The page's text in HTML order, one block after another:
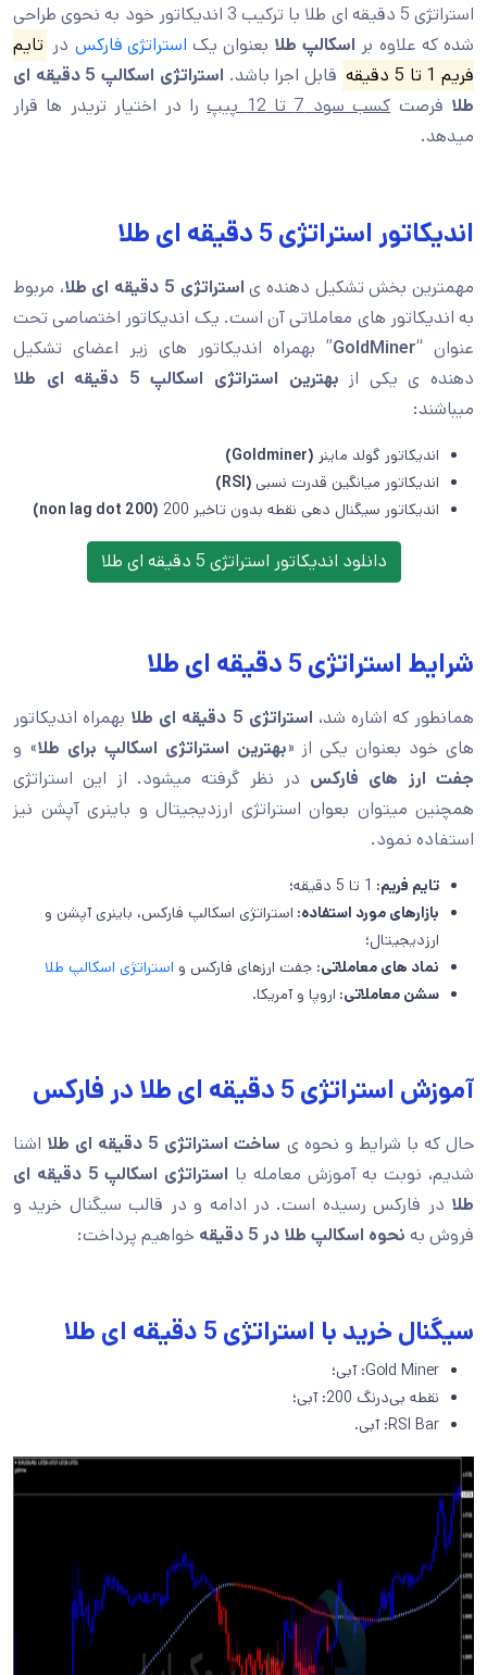
استراتژی 5 دقیقه ای طلا با ترکیب 3 اندیکاتور خود به نحوی طراحی
شده که علاوه بر اسکالپ طلا بعنوان یک استراتژی فارکس در تایم
فریم 1 تا 5 دقیقه
قابل اجرا باشد.
استراتژی اسکالپ 5 دقیقه ای
طلا فرصتکسب سود 7 تا 12 پیپ
را در اختیار تریدر ها قرار
میدهد.
اندیکاتور استراتژی 5 دقیقه ای طلا
مهمترین بخش تشکیل دهنده ی استراتژی 5 دقیقه ای طلا
، مربوط
به اندیکاتور های معاملاتی آن است. یک اندیکاتور اختصاصی تحت
عنوان “GoldMiner” بهمراه اندیکاتور های زیر اعضای تشکیل
دهنده ی یکی از بهترین استراتژی اسکالپ 5 دقیقه ای طلا
میباشند:
اندیکاتور گولد ماینر (Goldminer)
اندیکاتور میانگین قدرت نسبی (RSI)
اندیکاتور سیگنال دهی نقطه بدون تاخیر 200
(non lag dot 200)
دانلود اندیکاتور استراتژی 5 دقیقه ای طلا
شرایط استراتژی 5 دقیقه ای طلا
همانطور که اشاره شد، استراتژی 5 دقیقه ای طلا
بهمراه اندیکاتور
های خود بعنوان یکی از «بهترین استراتژی اسکالپ برای طلا» و
جفت ارز های فارکس در نظر گرفته میشود. از این استراتژی
همچنین میتوان بعوان استراتژی ارزدیجیتال و باینری آپشن نیز
استفاده نمود.
تایم فریم: 1 تا 5 دقیقه؛
بازارهای مورد استفاده: استراتژی اسکالپ فارکس، باینری آپشن و
ارزدیجیتال؛
نماد های معاملاتی: جفت ارزهای فارکس و استراتژی اسکالپ طلا
سشن معاملاتی: اروپا و آمریکا.
آموزش استراتژی 5 دقیقه ای طلا در فارکس
حال که با شرایط و نحوه ی ساخت استراتژی 5 دقیقه ای طلا
اشنا
شدیم، نوبت به آموزش معامله با
استراتژی اسکالپ 5 دقیقه ای
طلا در فارکس رسیده است. در ادامه و در قالب سیگنال خرید و
فروش به نحوه اسکالپ طلا در 5 دقیقه خواهیم پرداخت:
سیگنال خرید با استراتژی 5 دقیقه ای طلا
Gold Miner: آبی؛
نقطه بی‌درنگ 200: آبی؛
RSI Bar: آبی.